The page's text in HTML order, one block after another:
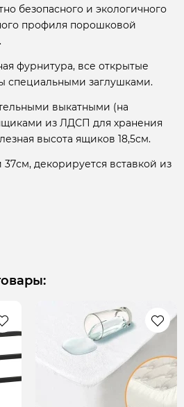
безопасного и экологичного
профиля порошковой
фурнитура, все открытые
специальными заглушками.
выкатными (на
из ЛДСП для хранения
высота ящиков 18,5см.
декорируется вставкой из